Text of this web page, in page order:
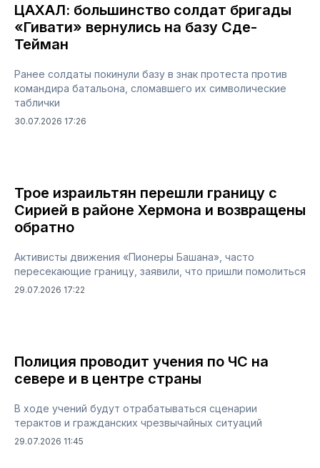
ЦАХАЛ: большинство солдат бригады
«Гивати» вернулись на базу Сде-
Тейман
Ранее солдаты покинули базу в знак протеста против
командира батальона, сломавшего их символические
таблички
30.07.2026 17:26
Трое израильтян перешли границу с
Сирией в районе Хермона и возвращены
обратно
Активисты движения «Пионеры Башана», часто
пересекающие границу, заявили, что пришли помолиться
29.07.2026 17:22
Полиция проводит учения по ЧС на
севере и в центре страны
В ходе учений будут отрабатываться сценарии
терактов и гражданских чрезвычайных ситуаций
29.07.2026 11:45